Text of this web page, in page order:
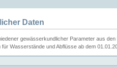
Daten
gewässerkundlicher Parameter aus den
Wasserstände und Abflüsse ab dem